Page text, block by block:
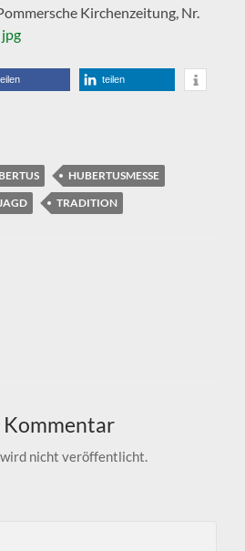
Kirchenzeitung, Nr.
teilen
HUBERTUSMESSE
TRADITION
Kommentar
nicht veröffentlicht.